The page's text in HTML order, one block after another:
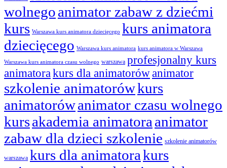
wolnegoanimator zabaw z dziećmi
kurs Warszawa kurs animatora dziecięcego kurs animatora
dziecięcego Warszawa kurs animatora kurs animatora w Warszawa
Warszawa kurs animatora czasu wolnego warszawa profesjonalny kurs
animatorakurs dla animatorówanimator
szkolenie animatorówkurs
animatorówanimator czasu wolnego
kursakademia animatora animator
zabaw dla dzieci szkolenie szkolenie animatorów
warszawa kurs dla animatorakurs